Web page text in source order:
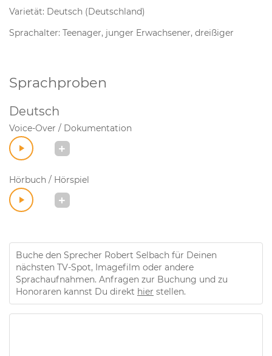
Varietät: Deutsch (Deutschland)
Sprachalter: Teenager, junger Erwachsener, dreißiger
Sprachproben
Deutsch
Voice-Over / Dokumentation
Hörbuch / Hörspiel
Buche den Sprecher Robert Selbach für Deinen
nächsten TV-Spot, Imagefilm oder andere
Sprachaufnahmen. Anfragen zur Buchung und zu
Honoraren kannst Du direkt hier stellen.